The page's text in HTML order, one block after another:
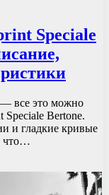
Speciale
все это можно
Speciale Bertone.
и гладкие кривые
что…